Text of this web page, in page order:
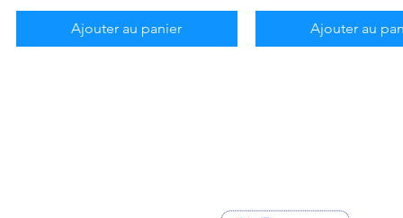
Ajouter au panier Ajouter au